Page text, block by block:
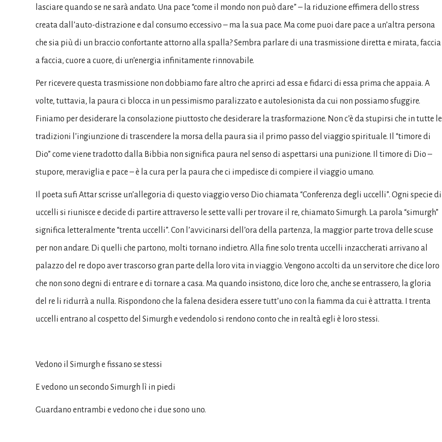
lasciare quando se ne sarà andato. Una pace “come il mondo non può dare” – la riduzione effimera dello stress
creata dall’auto-distrazione e dal consumo eccessivo – ma la sua pace. Ma come puoi dare pace a un’altra persona
che sia più di un braccio confortante attorno alla spalla? Sembra parlare di una trasmissione diretta e mirata, faccia
a faccia, cuore a cuore, di un’energia infinitamente rinnovabile.
Per ricevere questa trasmissione non dobbiamo fare altro che aprirci ad essa e fidarci di essa prima che appaia. A
volte, tuttavia, la paura ci blocca in un pessimismo paralizzato e autolesionista da cui non possiamo sfuggire.
Finiamo per desiderare la consolazione piuttosto che desiderare la trasformazione. Non c’è da stupirsi che in tutte le
tradizioni l’ingiunzione di trascendere la morsa della paura sia il primo passo del viaggio spirituale. Il “timore di
Dio” come viene tradotto dalla Bibbia non significa paura nel senso di aspettarsi una punizione. Il timore di Dio –
stupore, meraviglia e pace – è la cura per la paura che ci impedisce di compiere il viaggio umano.
Il poeta sufi Attar scrisse un’allegoria di questo viaggio verso Dio chiamata “Conferenza degli uccelli”. Ogni specie di
uccelli si riunisce e decide di partire attraverso le sette valli per trovare il re, chiamato Simurgh. La parola “simurgh”
significa letteralmente “trenta uccelli”. Con l’avvicinarsi dell’ora della partenza, la maggior parte trova delle scuse
per non andare. Di quelli che partono, molti tornano indietro. Alla fine solo trenta uccelli inzaccherati arrivano al
palazzo del re dopo aver trascorso gran parte della loro vita in viaggio. Vengono accolti da un servitore che dice loro
che non sono degni di entrare e di tornare a casa. Ma quando insistono, dice loro che, anche se entrassero, la gloria
del re li ridurrà a nulla. Rispondono che la falena desidera essere tutt’uno con la fiamma da cui è attratta. I trenta
uccelli entrano al cospetto del Simurgh e vedendolo si rendono conto che in realtà egli è loro stessi.
Vedono il Simurgh e fissano se stessi
E vedono un secondo Simurgh lì in piedi
Guardano entrambi e vedono che i due sono uno.